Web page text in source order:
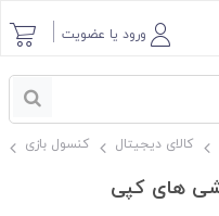
ورود یا عضویت
کالای دیجیتال کنسول بازی